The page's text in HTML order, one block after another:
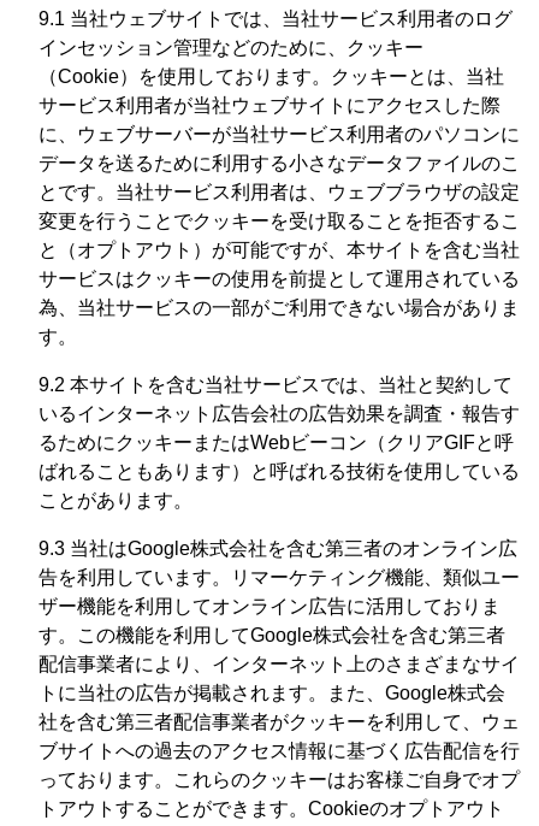
9.1 当社ウェブサイトでは、当社サービス利用者のログ
インセッション管理などのために、クッキー
（Cookie）を使用しております。クッキーとは、当社
サービス利用者が当社ウェブサイトにアクセスした際
に、ウェブサーバーが当社サービス利用者のパソコンに
データを送るために利用する小さなデータファイルのこ
とです。当社サービス利用者は、ウェブブラウザの設定
変更を行うことでクッキーを受け取ることを拒否するこ
と（オプトアウト）が可能ですが、本サイトを含む当社
サービスはクッキーの使用を前提として運用されている
為、当社サービスの一部がご利用できない場合がありま
す。
9.2 本サイトを含む当社サービスでは、当社と契約して
いるインターネット広告会社の広告効果を調査・報告す
るためにクッキーまたはWebビーコン（クリアGIFと呼
ばれることもあります）と呼ばれる技術を使用している
ことがあります。
9.3 当社はGoogle株式会社を含む第三者のオンライン広
告を利用しています。リマーケティング機能、類似ユー
ザー機能を利用してオンライン広告に活用しておりま
す。この機能を利用してGoogle株式会社を含む第三者
配信事業者により、インターネット上のさまざまなサイ
トに当社の広告が掲載されます。また、Google株式会
社を含む第三者配信事業者がクッキーを利用して、ウェ
ブサイトへの過去のアクセス情報に基づく広告配信を行
っております。これらのクッキーはお客様ご自身でオプ
トアウトすることができます。Cookieのオプトアウト